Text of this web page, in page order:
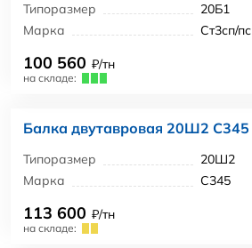
Типоразмер
20Б1
Марка
Ст3сп/пс
100 560 ₽/тн
на складе:
Балка двутавровая 20Ш2 С345
Типоразмер
20Ш2
Марка
С345
113 600 ₽/тн
на складе: